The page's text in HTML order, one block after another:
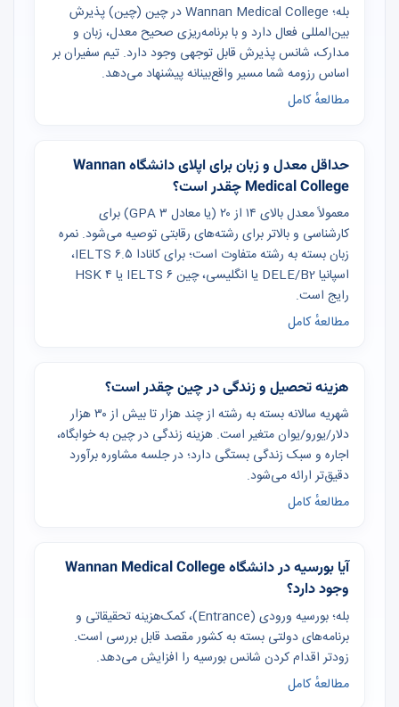
بله؛ Wannan Medical College در چین (چین) پذیرش
بین‌المللی فعال دارد و با برنامه‌ریزی صحیح معدل، زبان و
مدارک، شانس پذیرش قابل توجهی وجود دارد. تیم سفیران بر
اساس رزومه شما مسیر واقع‌بینانه پیشنهاد می‌دهد.
مطالعهٔ کامل
حداقل معدل و زبان برای اپلای دانشگاه Wannan
Medical College چقدر است؟
معمولاً معدل بالای ۱۴ از ۲۰ (یا معادل GPA ۳) برای
کارشناسی و بالاتر برای رشته‌های رقابتی توصیه می‌شود. نمره
زبان بسته به رشته متفاوت است؛ برای کانادا IELTS ۶.۵،
اسپانیا DELE/B2 یا انگلیسی، چین IELTS ۶ یا HSK ۴
رایج است.
مطالعهٔ کامل
هزینه تحصیل و زندگی در چین چقدر است؟
شهریه سالانه بسته به رشته از چند هزار تا بیش از ۳۰ هزار
دلار/یورو/یوان متغیر است. هزینه زندگی در چین به خوابگاه،
اجاره و سبک زندگی بستگی دارد؛ در جلسه مشاوره برآورد
دقیق‌تر ارائه می‌شود.
مطالعهٔ کامل
آیا بورسیه در دانشگاه Wannan Medical College
وجود دارد؟
بله؛ بورسیه ورودی (Entrance)، کمک‌هزینه تحقیقاتی و
برنامه‌های دولتی بسته به کشور مقصد قابل بررسی است.
زودتر اقدام کردن شانس بورسیه را افزایش می‌دهد.
مطالعهٔ کامل